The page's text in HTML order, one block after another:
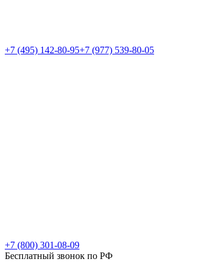
+7 (495) 142-80-95+7 (977) 539-80-05
+7 (800) 301-08-09
Бесплатный звонок по РФ